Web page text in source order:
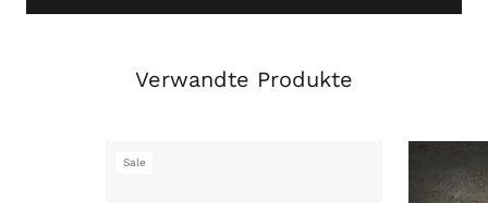
Verwandte Produkte
Sale